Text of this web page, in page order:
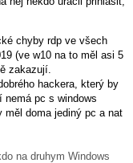
chyby rdp ve všech
(ve w10 na to měl asi 5
zakazují.
hackera, který by
pc s windows
měl doma jediný pc a nat
na druhym Windows